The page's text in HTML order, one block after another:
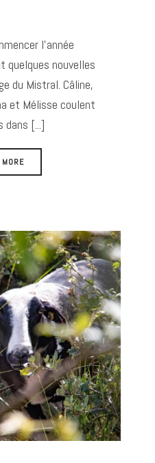
l’année
quelques nouvelles
du Mistral. Câline,
et Mélisse coulent
dans [...]